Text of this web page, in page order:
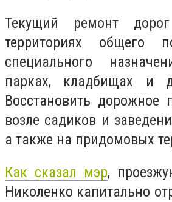
Текущий ремонт
территориях общего
специального
парках, кладбищах и
Восстановить дорожное
возле садиков и
а также на придомовых
Как сказал мэр,
Николенко капитально